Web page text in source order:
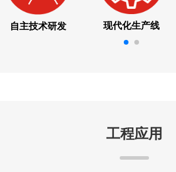
自主技术研发 现代化生产线
工程应用